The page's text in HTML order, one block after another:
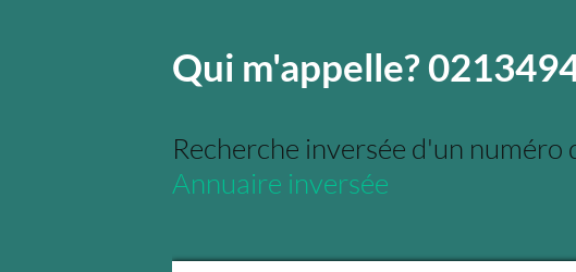
Qui m'appelle?
Recherche inversée d'un numéro
Annuaire inversée